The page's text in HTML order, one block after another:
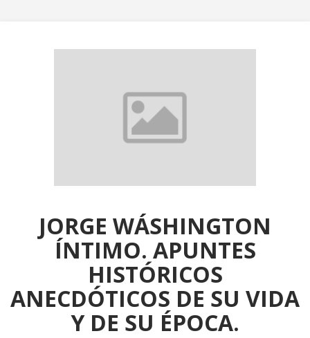
JORGE WÁSHINGTON
ÍNTIMO. APUNTES
HISTÓRICOS
ANECDÓTICOS DE SU VIDA
Y DE SU ÉPOCA.